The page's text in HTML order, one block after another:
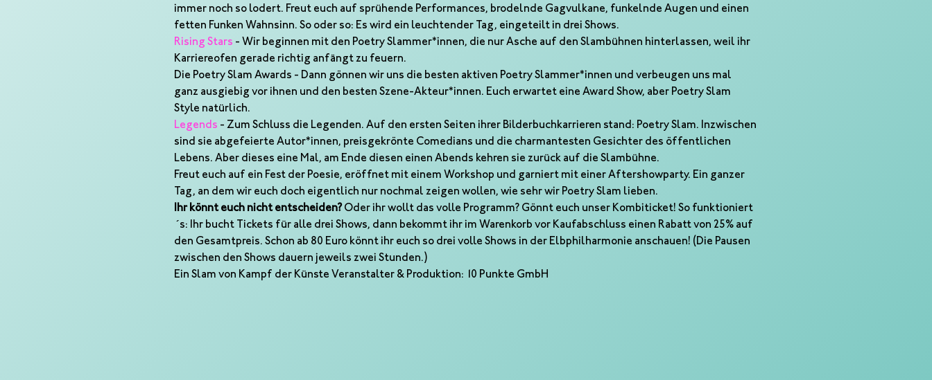
immer noch so lodert. Freut euch auf sprühende Performances, brodelnde Gagvulkane, funkelnde Augen und einen
fetten Funken Wahnsinn. So oder so: Es wird ein leuchtender Tag, eingeteilt in drei Shows.
Rising Stars - Wir beginnen mit den Poetry Slammer*innen, die nur Asche auf den Slambühnen hinterlassen, weil ihr
Karriereofen gerade richtig anfängt zu feuern.
Die Poetry Slam Awards - Dann gönnen wir uns die besten aktiven Poetry Slammer*innen und verbeugen uns mal
ganz ausgiebig vor ihnen und den besten Szene-Akteur*innen. Euch erwartet eine Award Show, aber Poetry Slam
Style natürlich.
Legends - Zum Schluss die Legenden. Auf den ersten Seiten ihrer Bilderbuchkarrieren stand: Poetry Slam. Inzwischen
sind sie abgefeierte Autor*innen, preisgekrönte Comedians und die charmantesten Gesichter des öffentlichen
Lebens. Aber dieses eine Mal, am Ende diesen einen Abends kehren sie zurück auf die Slambühne.
Freut euch auf ein Fest der Poesie, eröffnet mit einem Workshop und garniert mit einer Aftershowparty. Ein ganzer
Tag, an dem wir euch doch eigentlich nur nochmal zeigen wollen, wie sehr wir Poetry Slam lieben.
Ihr könnt euch nicht entscheiden? Oder ihr wollt das volle Programm? Gönnt euch unser Kombiticket! So funktioniert
´s: Ihr bucht Tickets für alle drei Shows, dann bekommt ihr im Warenkorb vor Kaufabschluss einen Rabatt von 25% auf
den Gesamtpreis. Schon ab 80 Euro könnt ihr euch so drei volle Shows in der Elbphilharmonie anschauen! (Die Pausen
zwischen den Shows dauern jeweils zwei Stunden.)
Ein Slam von Kampf der Künste Veranstalter & Produktion: 10 Punkte GmbH